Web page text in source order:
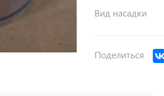
Вид насадки
Поделиться